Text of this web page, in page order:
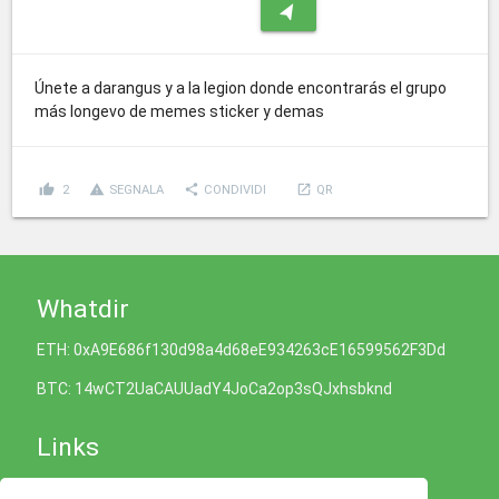
navigation
Únete a darangus y a la legion donde encontrarás el grupo
más longevo de memes sticker y demas
thumb_up 2 report_problem SEGNALA share CONDIVIDI launch QR
Whatdir
ETH: 0xA9E686f130d98a4d68eE934263cE16599562F3Dd
BTC: 14wCT2UaCAUUadY4JoCa2op3sQJxhsbknd
Links